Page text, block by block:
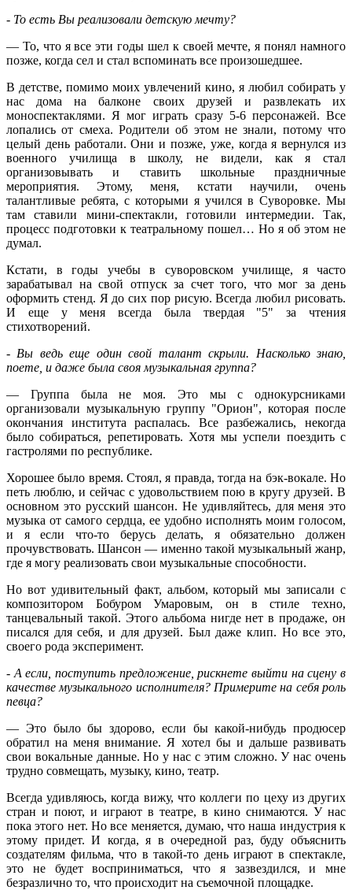
- То есть Вы реализовали детскую мечту?
— То, что я все эти годы шел к своей мечте, я понял намного
позже, когда сел и стал вспоминать все произошедшее.
В детстве, помимо моих увлечений кино, я любил собирать у
нас дома на балконе своих друзей и развлекать их
моноспектаклями. Я мог играть сразу 5-6 персонажей. Все
лопались от смеха. Родители об этом не знали, потому что
целый день работали. Они и позже, уже, когда я вернулся из
военного училища в школу, не видели, как я стал
организовывать и ставить школьные праздничные
мероприятия. Этому, меня, кстати научили, очень
талантливые ребята, с которыми я учился в Суворовке. Мы
там ставили мини-спектакли, готовили интермедии. Так,
процесс подготовки к театральному пошел… Но я об этом не
думал.
Кстати, в годы учебы в суворовском училище, я часто
зарабатывал на свой отпуск за счет того, что мог за день
оформить стенд. Я до сих пор рисую. Всегда любил рисовать.
И еще у меня всегда была твердая "5" за чтения
стихотворений.
- Вы ведь еще один свой талант скрыли. Насколько знаю,
поете, и даже была своя музыкальная группа?
— Группа была не моя. Это мы с однокурсниками
организовали музыкальную группу "Орион", которая после
окончания института распалась. Все разбежались, некогда
было собираться, репетировать. Хотя мы успели поездить с
гастролями по республике.
Хорошее было время. Стоял, я правда, тогда на бэк-вокале. Но
петь люблю, и сейчас с удовольствием пою в кругу друзей. В
основном это русский шансон. Не удивляйтесь, для меня это
музыка от самого сердца, ее удобно исполнять моим голосом,
и я если что-то берусь делать, я обязательно должен
прочувствовать. Шансон — именно такой музыкальный жанр,
где я могу реализовать свои музыкальные способности.
Но вот удивительный факт, альбом, который мы записали с
композитором Бобуром Умаровым, он в стиле техно,
танцевальный такой. Этого альбома нигде нет в продаже, он
писался для себя, и для друзей. Был даже клип. Но все это,
своего рода эксперимент.
- А если, поступить предложение, рискнете выйти на сцену в
качестве музыкального исполнителя? Примерите на себя роль
певца?
— Это было бы здорово, если бы какой-нибудь продюсер
обратил на меня внимание. Я хотел бы и дальше развивать
свои вокальные данные. Но у нас с этим сложно. У нас очень
трудно совмещать, музыку, кино, театр.
Всегда удивляюсь, когда вижу, что коллеги по цеху из других
стран и поют, и играют в театре, в кино снимаются. У нас
пока этого нет. Но все меняется, думаю, что наша индустрия к
этому придет. И когда, я в очередной раз, буду объяснить
создателям фильма, что в такой-то день играют в спектакле,
это не будет восприниматься, что я зазвездился, и мне
безразлично то, что происходит на съемочной площадке.